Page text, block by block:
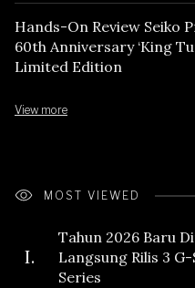
Hands-On Review Seiko
60th Anniversary ‘King
Limited Edition
View more
MOST VIEWED
I.
Tahun 2026 Baru
Langsung Rilis 3
Series